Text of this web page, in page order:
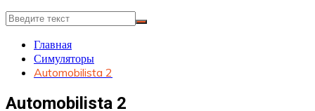
Главная
Симуляторы
Automobilista 2
Automobilista 2